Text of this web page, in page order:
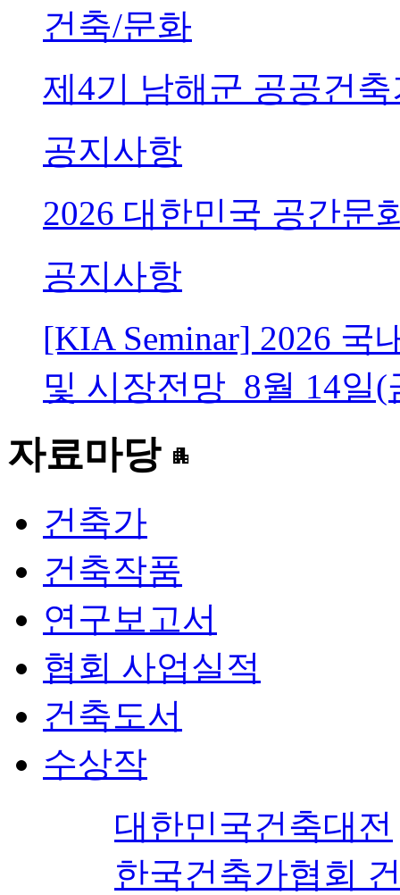
건축/문화
제4기 남해군 공공건
공지사항
2026 대한민국 공간문
공지사항
[KIA Seminar] 2026 국
및 시장전망_8월 14일(
자료마당 apartment
건축가
건축작품
연구보고서
협회 사업실적
건축도서
수상작
대한민국건축대전
한국건축가협회